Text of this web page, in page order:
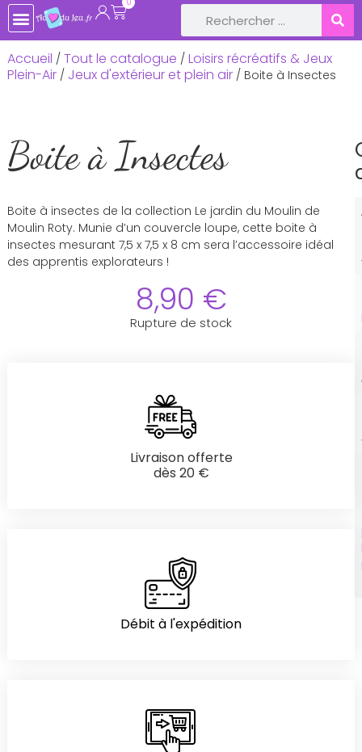
Accueil / Tout le catalogue / Loisirs récréatifs & Jeux
Plein-Air/ Jeux d'extérieur et plein air/ Boite à Insectes
Boite à Insectes
Boite à insectes de la collection Le jardin du Moulin de
Moulin Roty. Munie d’un couvercle loupe, cette boite à
insectes mesurant 7,5 x 7,5 x 8 cm sera l’accessoire idéal
des apprentis explorateurs !
8,90 €
Rupture de stock
Livraison offerte
dès 20 €
Débit à l'expédition